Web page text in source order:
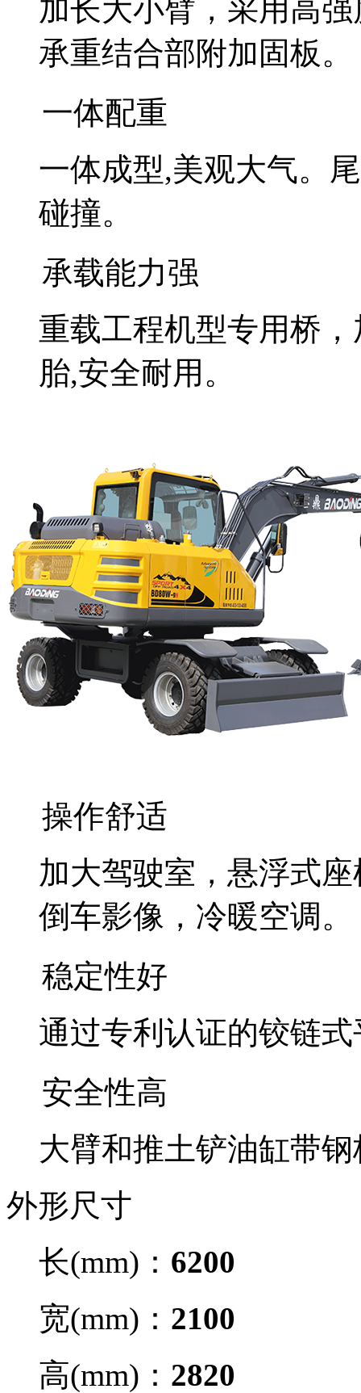
加长大小臂，采用高
承重结合部附加固板。
一体配重
一体成型,美观大气。
碰撞。
承载能力强
重载工程机型专用桥
胎,安全耐用。
操作舒适
加大驾驶室，悬浮式
倒车影像，冷暖空调。
稳定性好
通过专利认证的铰链
安全性高
大臂和推土铲油缸带
外形尺寸
长(mm)： 6200
宽(mm)： 2100
高(mm)： 2820